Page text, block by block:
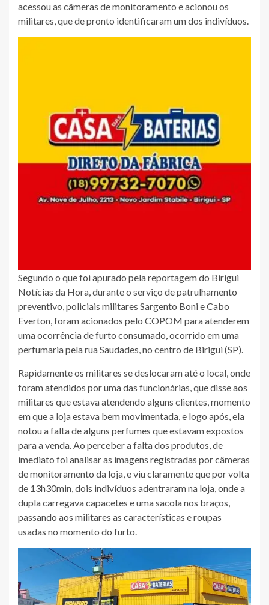
acessou as câmeras de monitoramento e acionou os
militares, que de pronto identificaram um dos indivíduos.
Segundo o que foi apurado pela reportagem do Birigui
Notícias da Hora, durante o serviço de patrulhamento
preventivo, policiais militares Sargento Boni e Cabo
Everton, foram acionados pelo COPOM para atenderem
uma ocorrência de furto consumado, ocorrido em uma
perfumaria pela rua Saudades, no centro de Birigui (SP).
Rapidamente os militares se deslocaram até o local, onde
foram atendidos por uma das funcionárias, que disse aos
militares que estava atendendo alguns clientes, momento
em que a loja estava bem movimentada, e logo após, ela
notou a falta de alguns perfumes que estavam expostos
para a venda. Ao perceber a falta dos produtos, de
imediato foi analisar as imagens registradas por câmeras
de monitoramento da loja, e viu claramente que por volta
de 13h30min, dois indivíduos adentraram na loja, onde a
dupla carregava capacetes e uma sacola nos braços,
passando aos militares as características e roupas
usadas no momento do furto.